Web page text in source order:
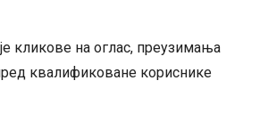
на оглас, преузимања
квалификоване кориснике